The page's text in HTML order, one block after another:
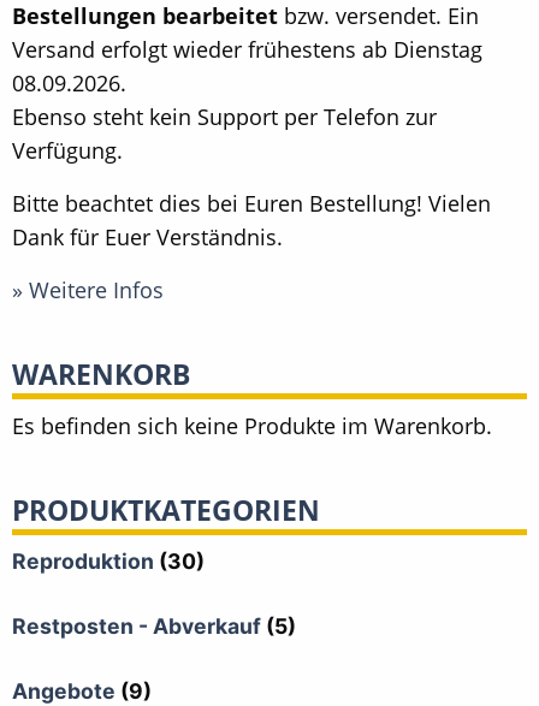
Bestellungen bearbeitet bzw. versendet. Ein
Versand erfolgt wieder frühestens ab Dienstag
08.09.2026.
Ebenso steht kein Support per Telefon zur
Verfügung.
Bitte beachtet dies bei Euren Bestellung! Vielen
Dank für Euer Verständnis.
» Weitere Infos
WARENKORB
Es befinden sich keine Produkte im Warenkorb.
PRODUKTKATEGORIEN
Reproduktion (30)
Restposten - Abverkauf (5)
Angebote (9)